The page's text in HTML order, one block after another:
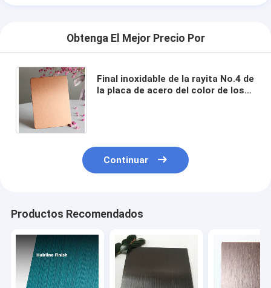
Obtenga El Mejor Precio Por
Final inoxidable de la rayita No.4 de
la placa de acero del color de los
Continuar
Productos Recomendados